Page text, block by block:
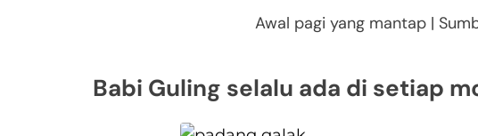
Awal pagi yang mantap |
Babi Guling selalu ada di setiap